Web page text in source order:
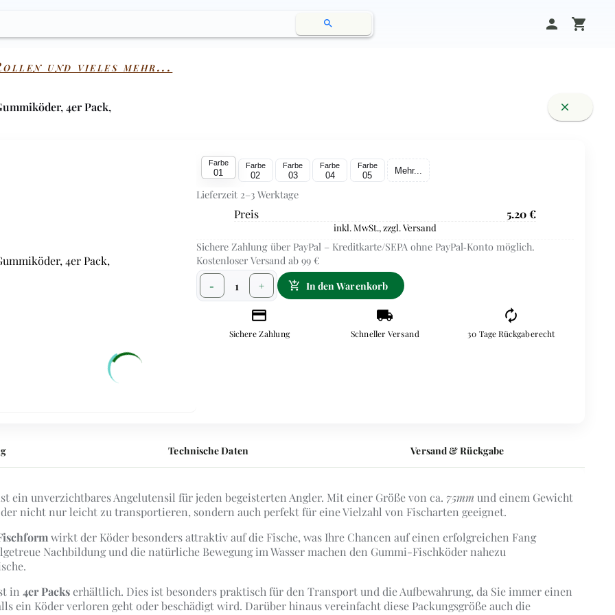
search person shopping_cart
und vieles mehr...
4er Pack, close
Farbe
01
Farbe
02
Farbe
03
Farbe
04
Farbe
05 Mehr...
Lieferzeit 2–3 Werktage
Preis 5.20 €
inkl. MwSt., zzgl. Versand
Sichere Zahlung über PayPal – Kreditkarte/SEPA ohne PayPal‑Konto möglich.
Kostenloser Versand ab 99 €
- 1 + add_shopping_cart In den Warenkorb
credit_card
Sichere Zahlung
local_shipping
Schneller Versand
autorenew
30 Tage Rückgaberecht
Technische Daten Versand & Rückgabe
ein unverzichtbares Angelutensil für jeden begeisterten Angler. Mit einer Größe von ca. 75mm und einem Gewicht
nicht nur leicht zu transportieren, sondern auch perfekt für eine Vielzahl von Fischarten geeignet.
wirkt der Köder besonders attraktiv auf die Fische, was Ihre Chancen auf einen erfolgreichen Fang
Nachbildung und die natürliche Bewegung im Wasser machen den Gummi-Fischköder nahezu
in4er Packserhältlich. Dies ist besonders praktisch für den Transport und die Aufbewahrung, da Sie immer einen
ein Köder verloren geht oder beschädigt wird. Darüber hinaus vereinfacht diese Packungsgröße auch die